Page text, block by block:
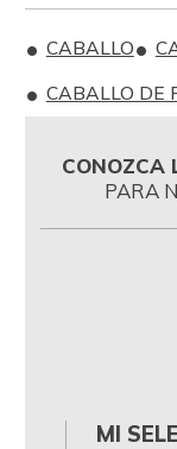
CABALLO
CABALLO DE
CONOZCA
PARA
MI